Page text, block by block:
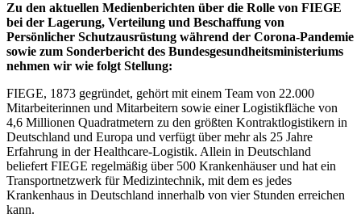
Zu den aktuellen Medienberichten über die Rolle von FIEGE
bei der Lagerung, Verteilung und Beschaffung von
Persönlicher Schutzausrüstung während der Corona-Pandemie
sowie zum Sonderbericht des Bundesgesundheitsministeriums
nehmen wir wie folgt Stellung:
FIEGE, 1873 gegründet, gehört mit einem Team von 22.000
Mitarbeiterinnen und Mitarbeitern sowie einer Logistikfläche von
4,6 Millionen Quadratmetern zu den größten Kontraktlogistikern in
Deutschland und Europa und verfügt über mehr als 25 Jahre
Erfahrung in der Healthcare-Logistik. Allein in Deutschland
beliefert FIEGE regelmäßig über 500 Krankenhäuser und hat ein
Transportnetzwerk für Medizintechnik, mit dem es jedes
Krankenhaus in Deutschland innerhalb von vier Stunden erreichen
kann.